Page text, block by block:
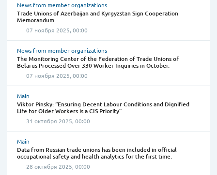
News from member organizations
Trade Unions of Azerbaijan and Kyrgyzstan Sign Cooperation
Memorandum
07 ноября 2025, 00:00
News from member organizations
The Monitoring Center of the Federation of Trade Unions of
Belarus Processed Over 330 Worker Inquiries in October.
07 ноября 2025, 00:00
Main
Viktor Pinsky: “Ensuring Decent Labour Conditions and Dignified
Life for Older Workers is a CIS Priority”
31 октября 2025, 00:00
Main
Data from Russian trade unions has been included in official
occupational safety and health analytics for the first time.
28 октября 2025, 00:00